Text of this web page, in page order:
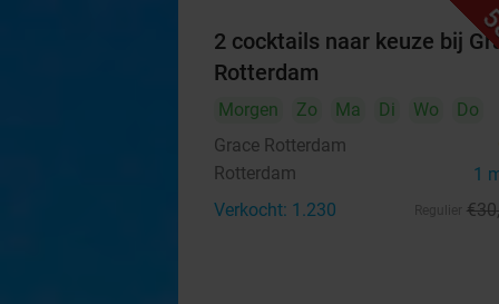
2 cocktails naar keuze bij
Rotterdam
Morgen Zo Ma Di Wo
Do
Grace Rotterdam
Rotterdam 1
Verkocht: 1.230 €30